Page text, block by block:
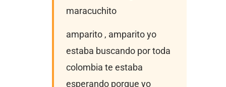
maracuchito
amparito , amparito yo
estaba buscando por toda
colombia te estaba
esperando porque yo